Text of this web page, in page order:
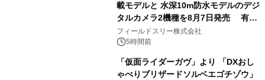
載モデルと 水深10m防水モデルのデジ
タルカメラ2機種を8月7日発売 有効
約1300万画素、用途別に選べるコンデ
ジ新登場
フィールドスリー株式会社
5時間前
「仮面ライダーガヴ」より 「DXおし
ゃべりブリザードソルベエゴチゾウ」